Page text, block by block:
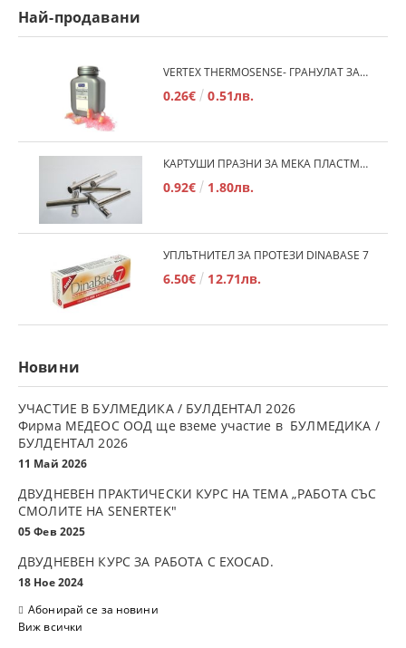
Най-продавани
VERTEX THERMOSENSE- ГРАНУЛАТ ЗА МЕКИ ПРОТЕЗИ
0.26€ 0.51лв.
КАРТУШИ ПРАЗНИ ЗА МЕКА ПЛАСТМАСА
0.92€ 1.80лв.
УПЛЪТНИТЕЛ ЗА ПРОТЕЗИ DINABASE 7
6.50€ 12.71лв.
Новини
УЧАСТИЕ В БУЛМЕДИКА / БУЛДЕНТАЛ 2026
Фирма МЕДЕОС ООД ще вземе участие в БУЛМЕДИКА /
БУЛДЕНТАЛ 2026
11 Май 2026
ДВУДНЕВЕН ПРАКТИЧЕСКИ КУРС НА ТЕМА „РАБОТА СЪС
СМОЛИТЕ НА SENERTEK"
05 Фев 2025
ДВУДНЕВЕН КУРС ЗА РАБОТА С ЕXOCAD.
18 Ное 2024
Абонирай се за новини
Виж всички